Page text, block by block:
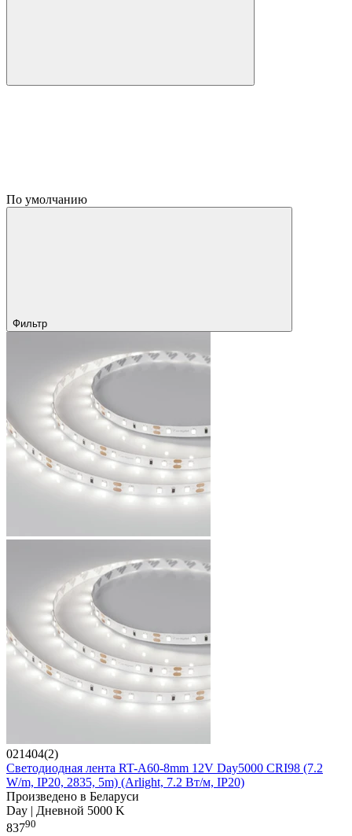
По умолчанию
Фильтр
021404(2)
Светодиодная лента RT-A60-8mm 12V Day5000 CRI98 (7.2
W/m, IP20, 2835, 5m) (Arlight, 7.2 Вт/м, IP20)
Произведено в Беларуси
Day | Дневной 5000 K
83790